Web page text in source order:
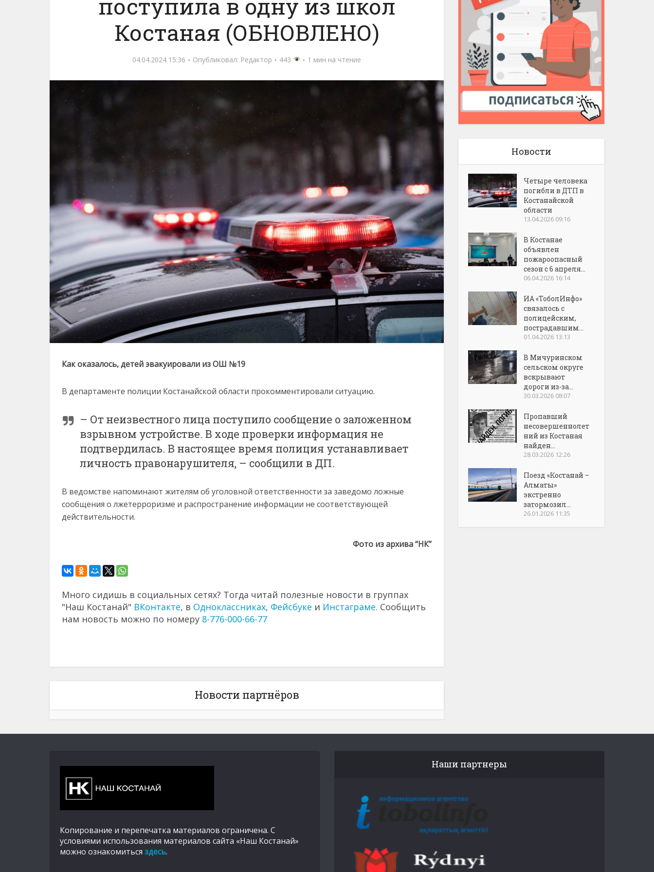
поступила в одну из школ
Костаная (ОБНОВЛЕНО)
04.04.2024 15:36 Опубликовал: Редактор 443 1 мин на чтение
Как оказалось, детей эвакуировали из ОШ №19
В департаменте полиции Костанайской области прокомментировали ситуацию.
– От неизвестного лица поступило сообщение о заложенном
взрывном устройстве. В ходе проверки информация не
подтвердилась. В настоящее время полиция устанавливает
личность правонарушителя, – сообщили в ДП.
В ведомстве напоминают жителям об уголовной ответственности за заведомо ложные
сообщения о лжетерроризме и распространение информации не соответствующей
действительности.
Фото из архива “НК”
Много сидишь в социальных сетях? Тогда читай полезные новости в группах
"Наш Костанай" ВКонтакте, в Одноклассниках, Фейсбуке и Инстаграме. Сообщить
нам новость можно по номеру 8-776-000-66-77
Новости партнёров
Новости
Четыре человека
погибли в ДТП в
Костанайской
области
13.04.2026 09:16
В Костанае
объявлен
пожароопасный
сезон с 6 апреля...
06.04.2026 16:14
ИА «ТоболИнфо»
связалось с
полицейским,
пострадавшим...
01.04.2026 13:13
В Мичуринском
сельском округе
вскрывают
дороги из-за...
30.03.2026 08:07
Пропавший
несовершеннолет
ний из Костаная
найден...
28.03.2026 12:26
Поезд «Костанай –
Алматы»
экстренно
затормозил...
26.01.2026 11:35
Копирование и перепечатка материалов ограничена. С
условиями использования материалов сайта «Наш Костанай»
можно ознакомиться здесь.
Наши партнеры